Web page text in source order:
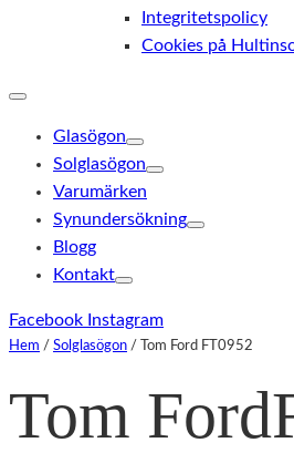
Integritetspolicy
Cookies på
Glasögon
Solglasögon
Varumärken
Synundersökning
Blogg
Kontakt
Facebook Instagram
Hem / Solglasögon / Tom Ford FT0952
Tom Ford